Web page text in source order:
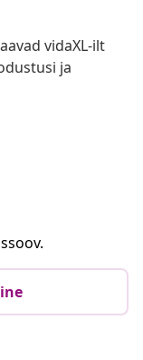
vidaXL-ilt
ja